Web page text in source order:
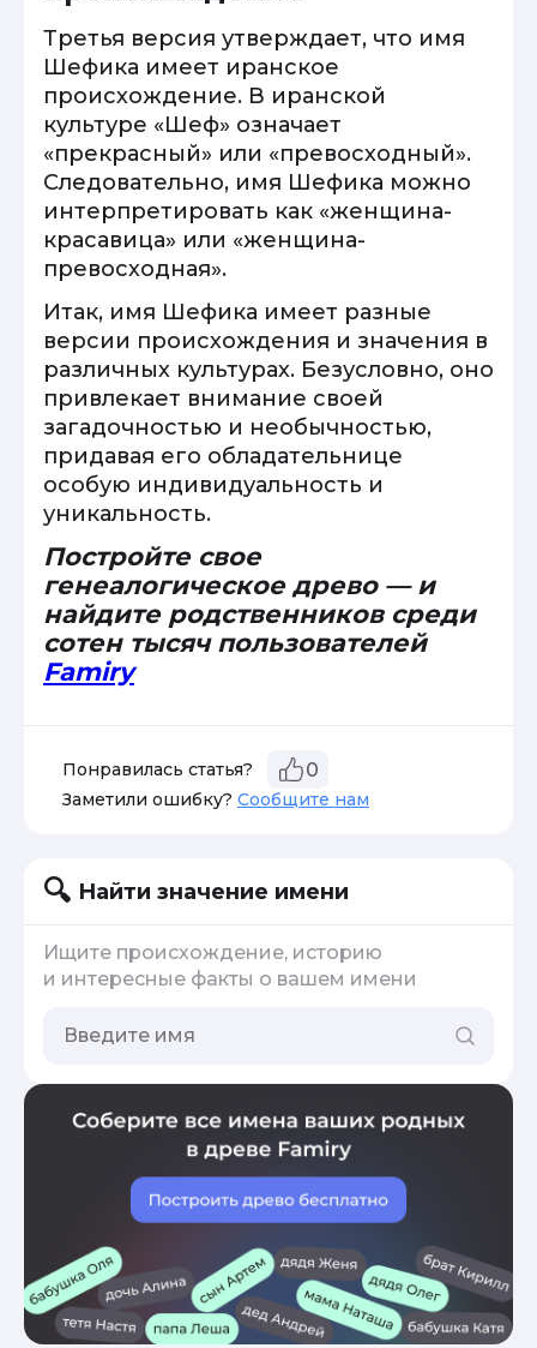
Третья версия утверждает, что имя
Шефика имеет иранское
происхождение. В иранской
культуре «Шеф» означает
«прекрасный» или «превосходный».
Следовательно, имя Шефика можно
интерпретировать как «женщина-
красавица» или «женщина-
превосходная».
Итак, имя Шефика имеет разные
версии происхождения и значения в
различных культурах. Безусловно, оно
привлекает внимание своей
загадочностью и необычностью,
придавая его обладательнице
особую индивидуальность и
уникальность.
Постройте свое
генеалогическое древо — и
найдите родственников среди
сотен тысяч пользователей
Famiry
Понравилась статья? 0
Заметили ошибку? Сообщите нам
Найти значение имени
Ищите происхождение, историю
и интересные факты о вашем имени